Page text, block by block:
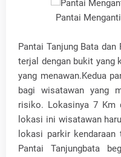
Pantai
Pantai Tanjung Bata
terjal dengan bukit yang
yang menawan.Kedua
bagi wisatawan yang
risiko. Lokasinya 7 Km
lokasi ini wisatawan
lokasi parkir kendaraan
Pantai Tanjungbata